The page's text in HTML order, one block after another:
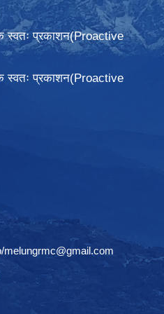
स्वतः प्रकाशन(Proactive
स्वतः प्रकाशन(Proactive
/melungrmc@gmail.com